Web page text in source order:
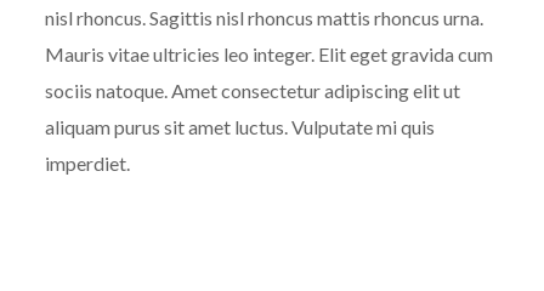
nisl rhoncus. Sagittis nisl rhoncus mattis rhoncus urna.
Mauris vitae ultricies leo integer. Elit eget gravida cum
sociis natoque. Amet consectetur adipiscing elit ut
aliquam purus sit amet luctus. Vulputate mi quis
imperdiet.